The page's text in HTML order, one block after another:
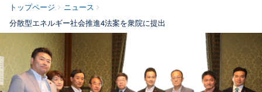
トップページ
ニュース
分散型エネルギー社会推進4法案を衆院に提出